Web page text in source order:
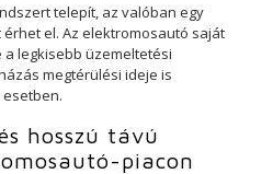
telepít, az valóban egy
el. Az elektromosautó saját
legkisebb üzemeltetési
megtérülési ideje is
hosszú távú
piacon